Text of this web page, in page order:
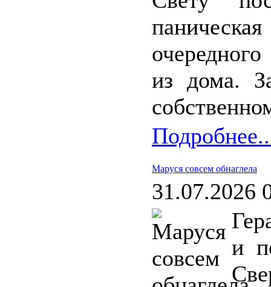
из дома.
Маруся совсем обнаглела
31.07.2026
и